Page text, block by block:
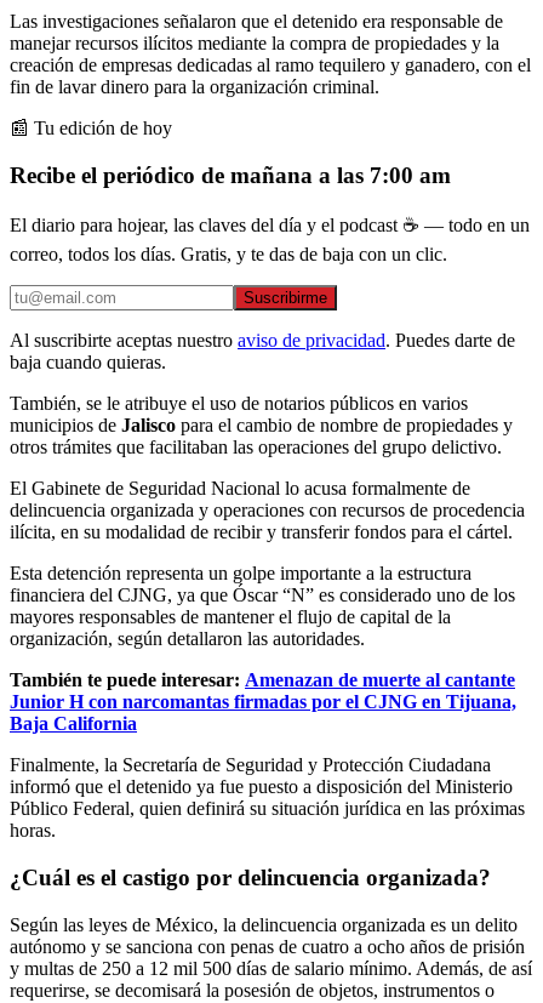
Las investigaciones señalaron que el detenido era responsable de
manejar recursos ilícitos mediante la compra de propiedades y la
creación de empresas dedicadas al ramo tequilero y ganadero, con el
fin de lavar dinero para la organización criminal.
📰 Tu edición de hoy
Recibe el periódico de mañana a las 7:00 am
El diario para hojear, las claves del día y el podcast ☕ — todo en un
correo, todos los días. Gratis, y te das de baja con un clic.
Suscribirme
Al suscribirte aceptas nuestro aviso de privacidad. Puedes darte de
baja cuando quieras.
También, se le atribuye el uso de notarios públicos en varios
municipios de Jalisco para el cambio de nombre de propiedades y
otros trámites que facilitaban las operaciones del grupo delictivo.
El Gabinete de Seguridad Nacional lo acusa formalmente de
delincuencia organizada y operaciones con recursos de procedencia
ilícita, en su modalidad de recibir y transferir fondos para el cártel.
Esta detención representa un golpe importante a la estructura
financiera del CJNG, ya que Óscar “N” es considerado uno de los
mayores responsables de mantener el flujo de capital de la
organización, según detallaron las autoridades.
También te puede interesar: Amenazan de muerte al cantante
Junior H con narcomantas firmadas por el CJNG en Tijuana,
Baja California
Finalmente, la Secretaría de Seguridad y Protección Ciudadana
informó que el detenido ya fue puesto a disposición del Ministerio
Público Federal, quien definirá su situación jurídica en las próximas
horas.
¿Cuál es el castigo por delincuencia organizada?
Según las leyes de México, la delincuencia organizada es un delito
autónomo y se sanciona con penas de cuatro a ocho años de prisión
y multas de 250 a 12 mil 500 días de salario mínimo. Además, de así
requerirse, se decomisará la posesión de objetos, instrumentos o